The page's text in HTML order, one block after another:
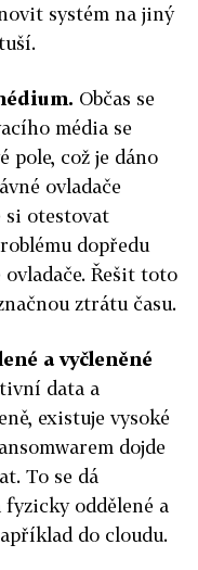
systém na jiný
Občas se
média se
pole, což je dáno
ovladače
si otestovat
dopředu
Řešit toto
ztrátu času.
a vyčleněné
data a
existuje vysoké
dojde
To se dá
oddělené a
do cloudu.